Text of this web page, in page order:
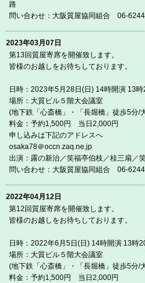
路
問い合わせ：大阪質屋協同組合 06-
2023年03月07日
第13回質屋寄席を開催致します。
皆様のお越しをお待ちしております。
日時：2023年5月28日(日) 14時開演 13
場所：大質ビル５階大会議室
(地下鉄「心斎橋」・「長堀橋」徒歩5分/
料金：予約1,500円 当日2,000円
申し込みは下記のアドレスへ
osaka78＠occn.zaq.ne.jp
出演：露の新治／笑福亭伯枝／桂三扇／
問い合わせ：大阪質屋協同組合 06-
2022年04月12日
第12回質屋寄席を開催致します。
皆様のお越しをお待ちしております。
日時：2022年6月5日(日) 14時開演 13時
場所：大質ビル５階大会議室
(地下鉄「心斎橋」・「長堀橋」徒歩5分/
料金：予約1,500円 当日2,000円